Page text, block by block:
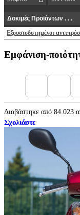
Εξουσιοδοτημένοι
Εμφάνιση-
Διαβάστηκε από 84.023
Σχολιάστε